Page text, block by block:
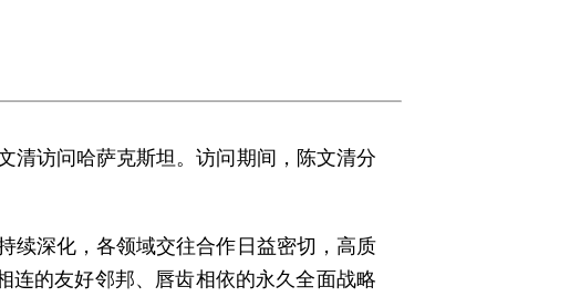
清访问哈萨克斯坦。访问期间，陈文清分
续深化，各领域交往合作日益密切，高质
连的友好邻邦、唇齿相依的永久全面战略